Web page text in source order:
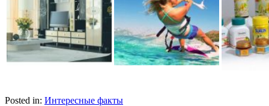
Posted in: Интересные факты